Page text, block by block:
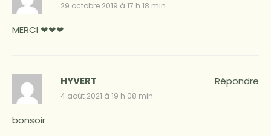
29 octobre 2019 à 17 h 18 min
MERCI ❤❤❤
HYVERT
4 août 2021 à 19 h 08 min
bonsoir
Répondre